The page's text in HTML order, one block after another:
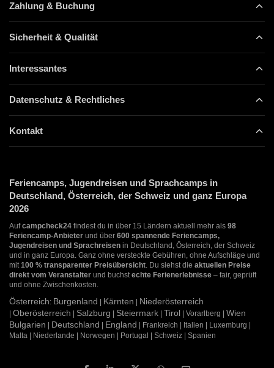
Zahlung & Buchung
Sicherheit & Qualität
Interessantes
Datenschutz & Rechtliches
Kontakt
Feriencamps, Jugendreisen und Sprachcamps in
Deutschland, Österreich, der Schweiz und ganz Europa
2026
Aufcampcheck24 findest du in über 15 Ländern aktuell mehr als 98
Feriencamp-Anbieter und über 600 spannende Feriencamps,
Jugendreisen und Sprachreisen in Deutschland, Österreich, der Schweiz
und in ganz Europa. Ganz ohne versteckte Gebühren, ohne Aufschläge und
mit100 % transparenter Preisübersicht. Du siehst die aktuellen Preise
direkt vom Veranstalter und buchstechte Ferienerlebnisse – fair, geprüft
und ohne Zwischenkosten.
Österreich: Burgenland Kärnten Niederösterreich
Oberösterreich Salzburg Steiermark Tirol | Vorarlberg | Wien
Bulgarien
Deutschland England | Frankreich | Italien | Luxemburg |
Malta | Niederlande | Norwegen | Portugal | Schweiz | Spanien